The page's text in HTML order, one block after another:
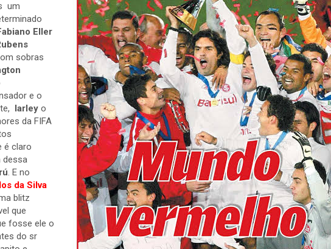
um
Eller
sobras
e o
Iarley o
da FIFA
é claro
dessa
. E no
da Silva
blitz
que
fosse ele o
do sr